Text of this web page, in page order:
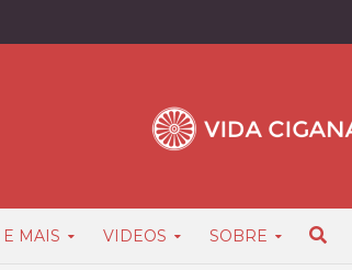
E MAIS VIDEOS SOBRE